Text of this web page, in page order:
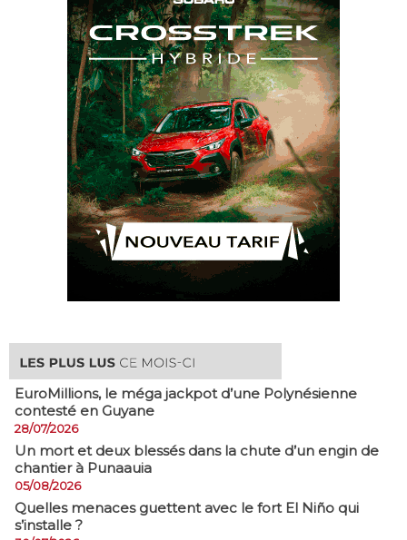
EuroMillions, ​le méga jackpot d’une Polynésienne
contesté en Guyane
28/07/2026
​Un mort et deux blessés dans la chute d’un engin de
chantier à Punaauia
05/08/2026
Quelles menaces guettent avec le fort El Niño qui
s’installe ?